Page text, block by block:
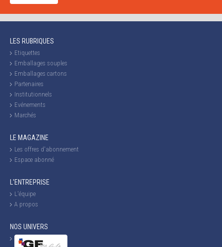
LES RUBRIQUES
Etiquettes
Emballages souples
Emballages cartons
Partenaires
Institutionnels
Evénements
Marchés
LE MAGAZINE
Les offres d'abonnement
Espace abonné
L'ENTREPRISE
L'équipe
A propos
NOS UNIVERS